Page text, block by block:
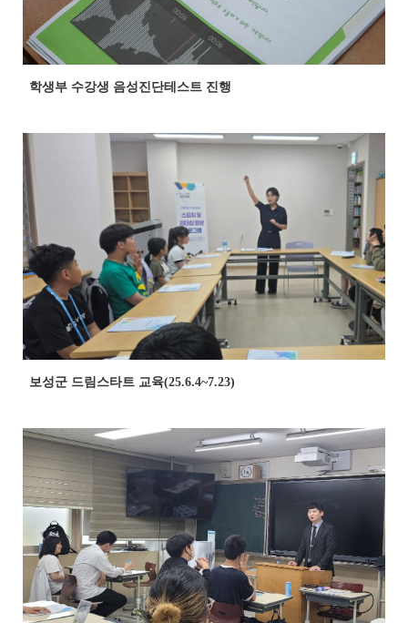
학생부 수강생 음성진단테스트 진행
보성군 드림스타트 교육(25.6.4~7.23)